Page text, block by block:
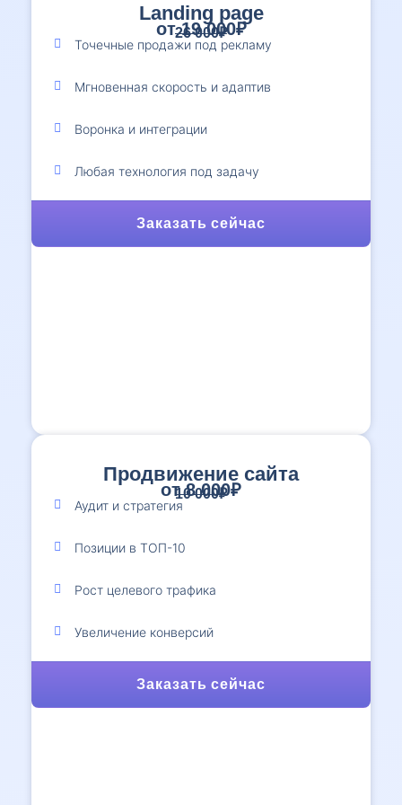
Landing page
от 19 000₽
26 000₽
Точечные продажи под рекламу
Мгновенная скорость и адаптив
Воронка и интеграции
Любая технология под задачу
Заказать сейчас
Продвижение сайта
от 8 000₽
10 000₽
Аудит и стратегия
Позиции в ТОП-10
Рост целевого трафика
Увеличение конверсий
Заказать сейчас